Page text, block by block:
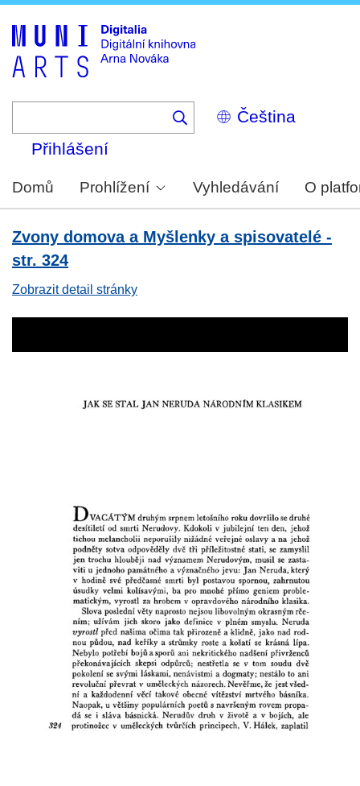
Select
your
Přihlášení
Domů Prohlížení Vyhledávání O
Zvony domova a Myšlenky a spisovatelé -
str. 324
Zobrazit detail stránky